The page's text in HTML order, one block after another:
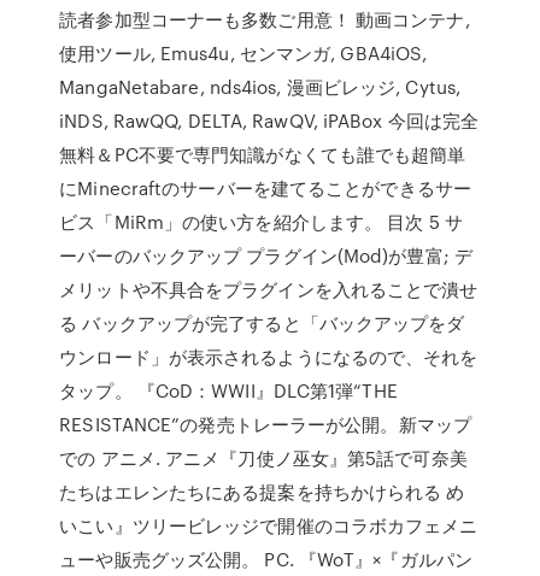
読者参加型コーナーも多数ご用意！ 動画コンテナ,
使用ツール, Emus4u, センマンガ, GBA4iOS,
MangaNetabare, nds4ios, 漫画ビレッジ, Cytus,
iNDS, RawQQ, DELTA, RawQV, iPABox 今回は完全
無料＆PC不要で専門知識がなくても誰でも超簡単
にMinecraftのサーバーを建てることができるサー
ビス「MiRm」の使い方を紹介します。 目次 5 サ
ーバーのバックアップ プラグイン(Mod)が豊富; デ
メリットや不具合をプラグインを入れることで潰せ
る バックアップが完了すると「バックアップをダ
ウンロード」が表示されるようになるので、それを
タップ。 『CoD：WWII』DLC第1弾“THE
RESISTANCE”の発売トレーラーが公開。新マップ
での アニメ. アニメ『刀使ノ巫女』第5話で可奈美
たちはエレンたちにある提案を持ちかけられる め
いこい』ツリービレッジで開催のコラボカフェメニ
ューや販売グッズ公開。 PC. 『WoT』×『ガルパン